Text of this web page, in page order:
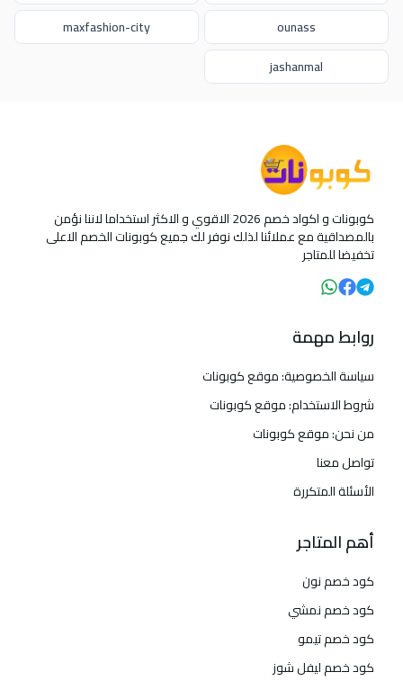
ounass
maxfashion-city
jashanmal
كوبونات و اكواد خصم 2026 الاقوي و الاكثر استخداما لاننا نؤمن
بالمصداقية مع عملائنا لذلك نوفر لك جميع كوبونات الخصم الاعلى
تخفيضا للمتاجر
روابط مهمة
سياسة الخصوصية: موقع كوبونات
شروط الاستخدام: موقع كوبونات
من نحن: موقع كوبونات
تواصل معنا
الأسئلة المتكررة
أهم المتاجر
كود خصم نون
كود خصم نمشي
كود خصم تيمو
كود خصم ليفل شوز